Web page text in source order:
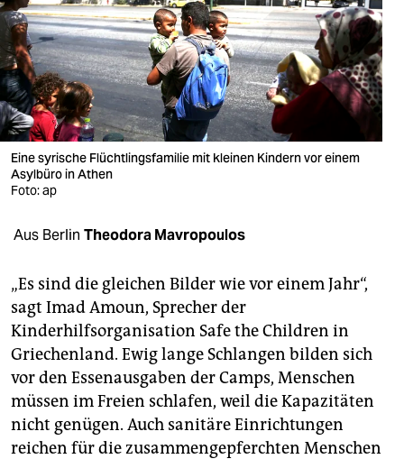
nord
wahrheit
verlag
verlag
veranstaltungen
unterstützen
abo
genossenschaft
epaper login
Eine syrische Flüchtlingsfamilie mit kleinen Kindern vor einem
Asylbüro in Athen
Foto: ap
Aus Berlin Theodora Mavropoulos
„Es sind die gleichen Bilder wie vor einem Jahr“,
sagt Imad Amoun, Sprecher der
Kinderhilfsorganisation Safe the Children in
Griechenland. Ewig lange Schlangen bilden sich
vor den Essenausgaben der Camps, Menschen
müssen im Freien schlafen, weil die Kapazitäten
nicht genügen. Auch sanitäre Einrichtungen
reichen für die zusammengepferchten Menschen